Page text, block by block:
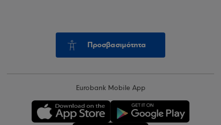
Προσβασιμότητα
Eurobank Mobile App